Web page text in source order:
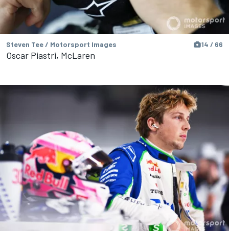
Steven Tee / Motorsport Images 14 / 66
Oscar Piastri, McLaren